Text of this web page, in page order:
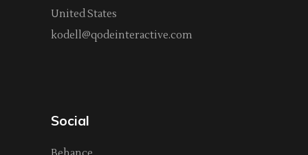
United States
kodell@qodeinteractive.com
Social